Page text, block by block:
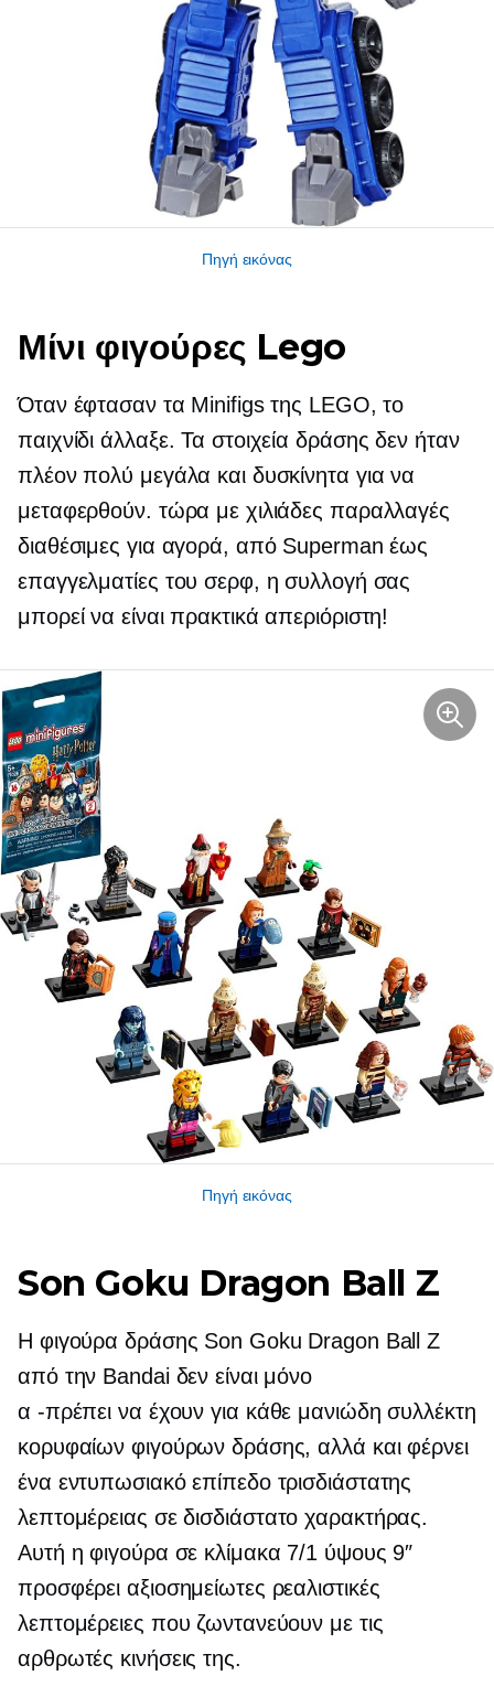
Πηγή εικόνας
Μίνι φιγούρες Lego
Όταν έφτασαν τα Minifigs της LEGO, το
παιχνίδι άλλαξε. Τα στοιχεία δράσης δεν ήταν
πλέον πολύ μεγάλα και δυσκίνητα για να
μεταφερθούν. τώρα με χιλιάδες παραλλαγές
διαθέσιμες για αγορά, από Superman έως
επαγγελματίες του σερφ, η συλλογή σας
μπορεί να είναι πρακτικά απεριόριστη!
Πηγή εικόνας
Son Goku Dragon Ball Z
Η φιγούρα δράσης Son Goku Dragon Ball Z
από την Bandai δεν είναι μόνο
α -πρέπει να έχουν για κάθε μανιώδη συλλέκτη
κορυφαίων φιγούρων δράσης, αλλά και φέρνει
ένα εντυπωσιακό επίπεδο τρισδιάστατης
λεπτομέρειας σεδισδιάστατο χαρακτήρας.
Αυτή η φιγούρα σε κλίμακα 7/1 ύψους 9″
προσφέρει αξιοσημείωτες ρεαλιστικές
λεπτομέρειες που ζωντανεύουν με τις
αρθρωτές κινήσεις της.